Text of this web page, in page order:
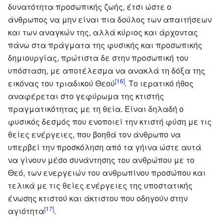
δυνατότητα προσωπικής ζωής, έτσι ώστε ο
άνθρωπος να μην είναι πια δούλος των απαιτήσεων
και των αναγκών της, αλλά κύριος και άρχοντας
πάνω στα πράγματα της φυσικής και προσωπικής
δημιουργίας, πρώτιστα δε στην προσωπική του
υπόσταση, με αποτέλεσμα να ανακλά τη δόξα της
εικόνας του τριαδικού Θεού[16]. Το ιερατικό ήθος
αναφέρεται στο γεφύρωμα της κτιστής
πραγματικότητας με τη θεία. Είναι δηλαδή ο
φυσικός δεσμός που ενοποιεί την κτιστή φύση με τις
θείες ενέργειες, που βοηθά τον άνθρωπο να
υπερβεί την προσκόληση από τα γήινα ώστε αυτά
να γίνουν μέσο συνάντησης του ανθρώπου με το
Θεό, των ενεργειών του ανθρωπίνου προσώπου και
τελικά με τις θείες ενέργειες της υποστατικής
ένωσης κτιστού και άκτιστου που οδηγούν στην
αγιότητα[17].